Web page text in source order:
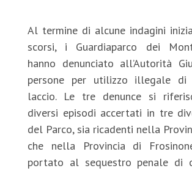
Al termine di alcune indagini
scorsi, i Guardiaparco dei
hanno denunciato all’Autorità
persone per utilizzo illegale di
laccio. Le tre denunce si
diversi episodi accertati in tre
del Parco, sia ricadenti nella
che nella Provincia di
portato al sequestro penale di